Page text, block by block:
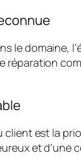
le domaine,
réparation
est la
et